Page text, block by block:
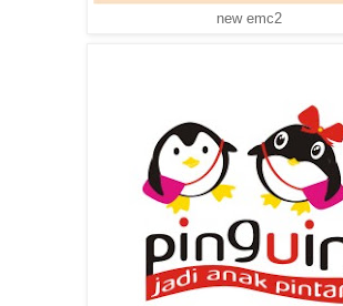
new emc2